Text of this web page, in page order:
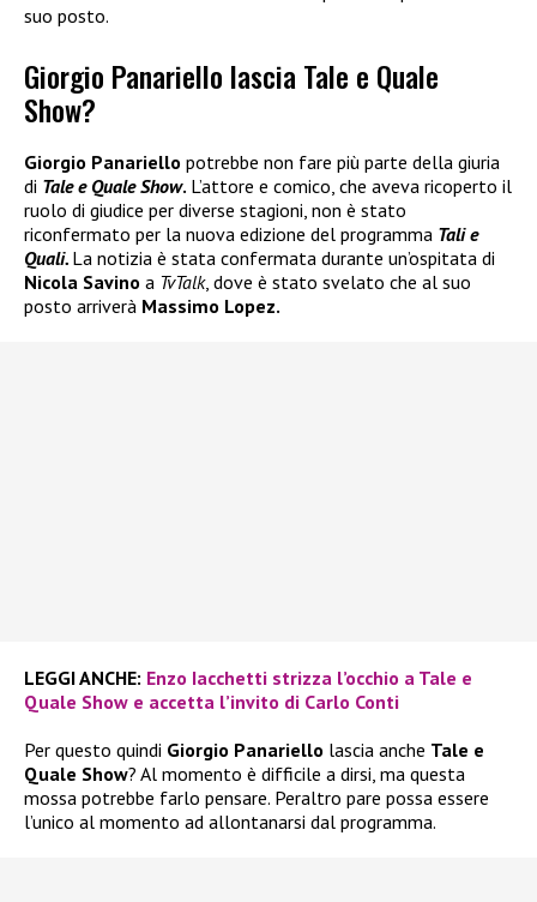
suo posto.
Giorgio Panariello lascia Tale e Quale
Show?
Giorgio Panariello potrebbe non fare più parte della giuria
di Tale e Quale Show. L’attore e comico, che aveva ricoperto il
ruolo di giudice per diverse stagioni, non è stato
riconfermato per la nuova edizione del programma Tali e
Quali. La notizia è stata confermata durante un’ospitata di
Nicola Savino a TvTalk, dove è stato svelato che al suo
posto arriverà Massimo Lopez.
LEGGI ANCHE: Enzo Iacchetti strizza l’occhio a Tale e
Quale Show e accetta l’invito di Carlo Conti
Per questo quindi Giorgio Panariello lascia anche Tale e
Quale Show? Al momento è difficile a dirsi, ma questa
mossa potrebbe farlo pensare. Peraltro pare possa essere
l’unico al momento ad allontanarsi dal programma.